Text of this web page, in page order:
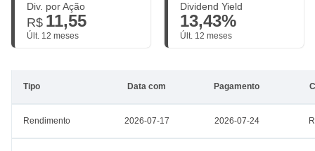
Div. por Ação
R$ 11,55
Últ. 12 meses
Dividend Yield
13,43%
Últ. 12 meses
Tipo Data com Pagamento
Rendimento 2026-07-17 2026-07-24